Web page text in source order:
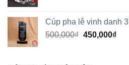
Cúp pha lê vinh danh 3
500,000₫ 450,000₫